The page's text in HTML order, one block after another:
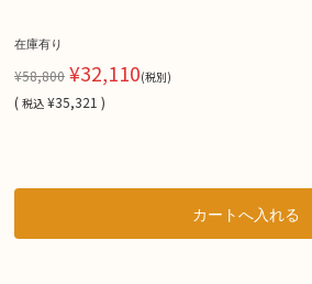
在庫有り
¥58,800 ¥32,110(税別)
( 税込 ¥35,321 )